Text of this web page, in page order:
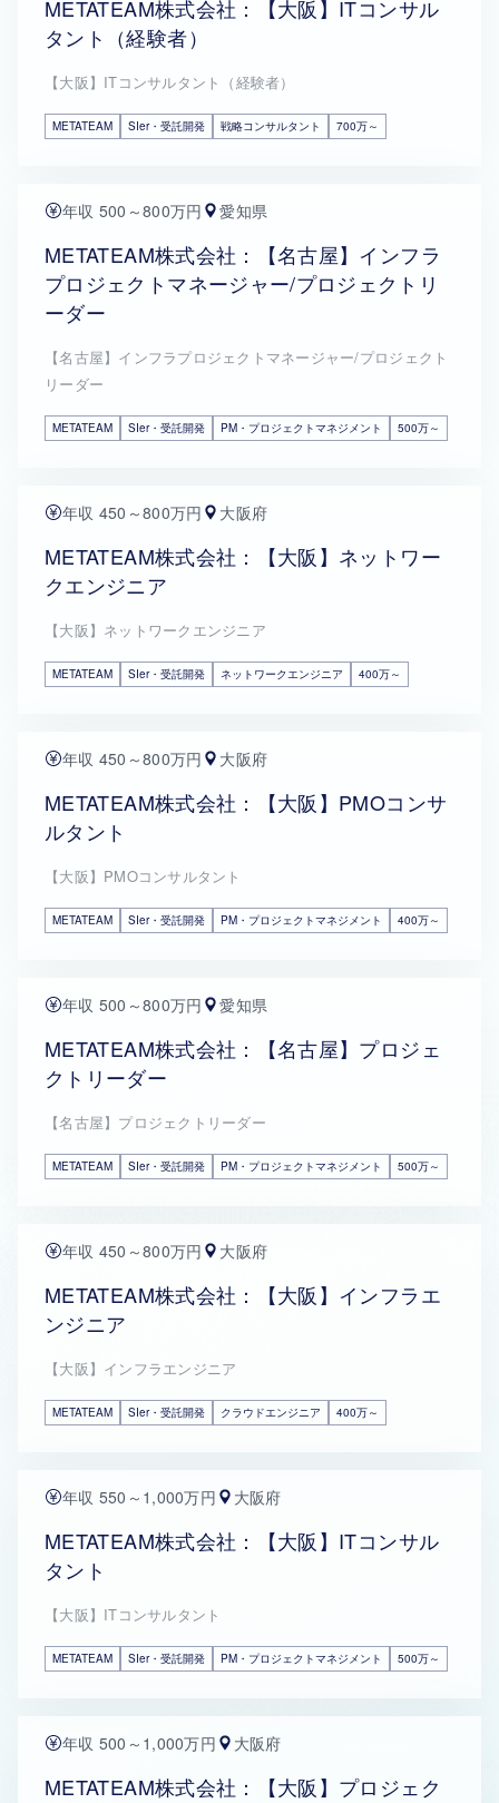
METATEAM株式会社：【大阪】ITコンサル
タント（経験者）
【大阪】ITコンサルタント（経験者）
METATEAM SIer・受託開発 戦略コンサルタント 700万～
年収 500～800万円 愛知県
METATEAM株式会社：【名古屋】インフラ
プロジェクトマネージャー/プロジェクトリ
ーダー
【名古屋】インフラプロジェクトマネージャー/プロジェクト
リーダー
METATEAM SIer・受託開発 PM・プロジェクトマネジメント 500万～
年収 450～800万円 大阪府
METATEAM株式会社：【大阪】ネットワー
クエンジニア
【大阪】ネットワークエンジニア
METATEAM SIer・受託開発 ネットワークエンジニア 400万～
年収 450～800万円 大阪府
METATEAM株式会社：【大阪】PMOコンサ
ルタント
【大阪】PMOコンサルタント
METATEAM SIer・受託開発 PM・プロジェクトマネジメント 400万～
年収 500～800万円 愛知県
METATEAM株式会社：【名古屋】プロジェ
クトリーダー
【名古屋】プロジェクトリーダー
METATEAM SIer・受託開発 PM・プロジェクトマネジメント 500万～
年収 450～800万円 大阪府
METATEAM株式会社：【大阪】インフラエ
ンジニア
【大阪】インフラエンジニア
METATEAM SIer・受託開発 クラウドエンジニア 400万～
年収 550～1,000万円 大阪府
METATEAM株式会社：【大阪】ITコンサル
タント
【大阪】ITコンサルタント
METATEAM SIer・受託開発 PM・プロジェクトマネジメント 500万～
年収 500～1,000万円 大阪府
METATEAM株式会社：【大阪】プロジェク